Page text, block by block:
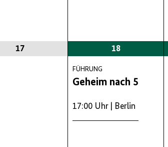
17 18
FÜHRUNG
Geheim nach 5
17:00 Uhr | Berlin